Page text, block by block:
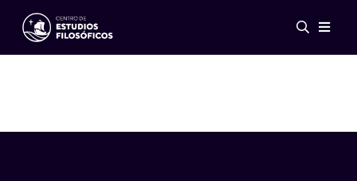
Eventos